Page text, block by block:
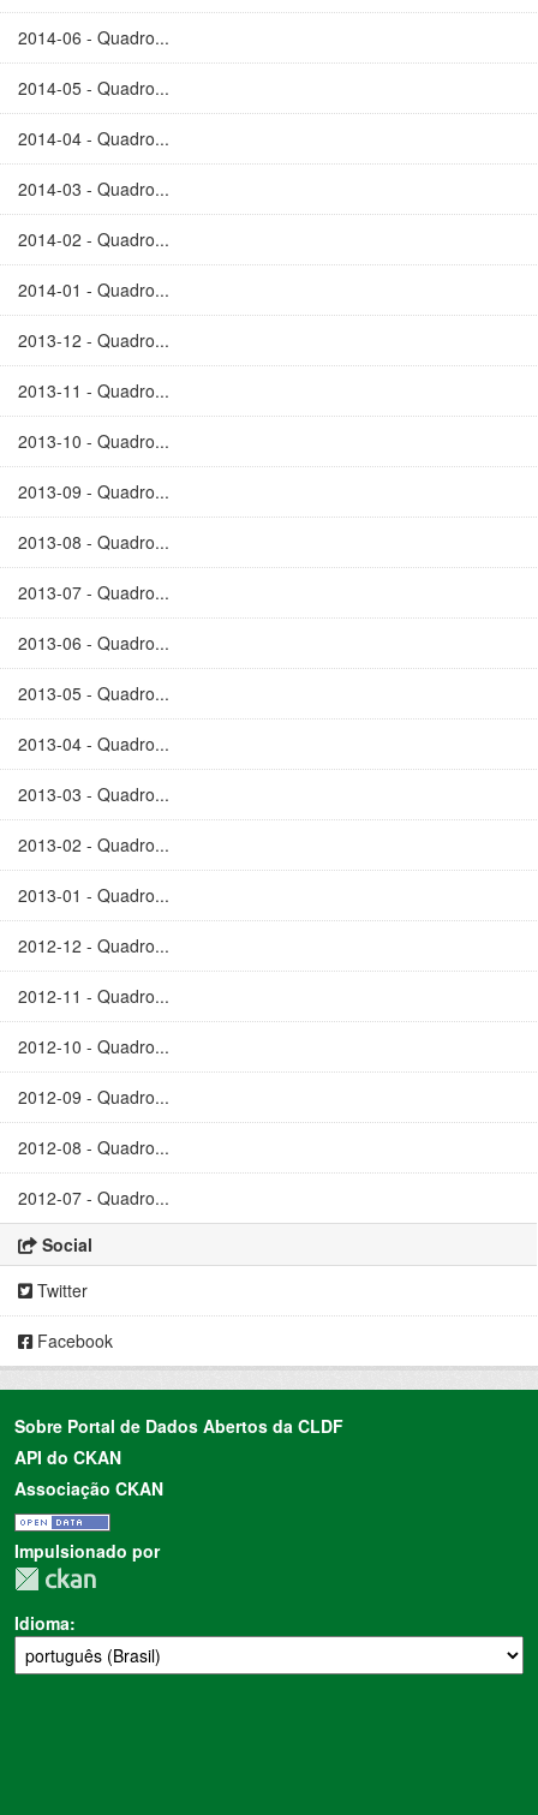
2014-06 - Quadro...
2014-05 - Quadro...
2014-04 - Quadro...
2014-03 - Quadro...
2014-02 - Quadro...
2014-01 - Quadro...
2013-12 - Quadro...
2013-11 - Quadro...
2013-10 - Quadro...
2013-09 - Quadro...
2013-08 - Quadro...
2013-07 - Quadro...
2013-06 - Quadro...
2013-05 - Quadro...
2013-04 - Quadro...
2013-03 - Quadro...
2013-02 - Quadro...
2013-01 - Quadro...
2012-12 - Quadro...
2012-11 - Quadro...
2012-10 - Quadro...
2012-09 - Quadro...
2012-08 - Quadro...
2012-07 - Quadro...
Social
Twitter
Facebook
Sobre Portal de Dados Abertos da CLDF
API do CKAN
Associação CKAN
Impulsionado por
Idioma